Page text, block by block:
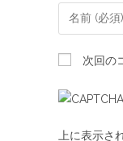
次回の
上に表示さ